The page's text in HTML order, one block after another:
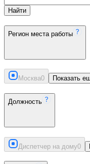
Найти
Регион места работы
Москва0 Показать
Должность
Диспетчер на дому0